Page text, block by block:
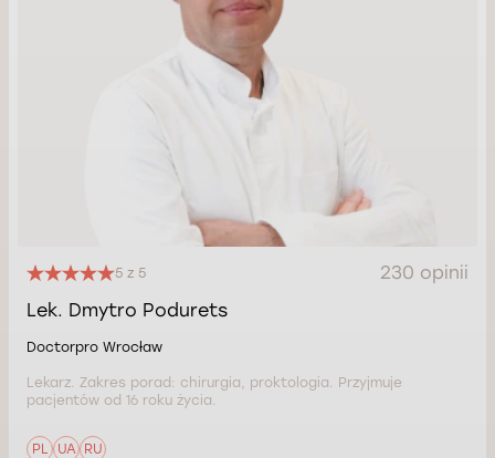
5 z 5
230 opinii
Lek. Dmytro Podurets
Doctorpro Wrocław
Lekarz. Zakres porad: chirurgia, proktologia. Przyjmuje
pacjentów od 16 roku życia.
PL UA RU